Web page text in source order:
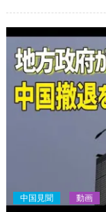
中国見聞 動画